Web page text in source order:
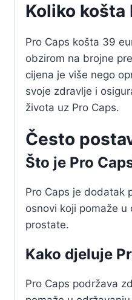
Koliko košta
Pro Caps košta 39
obzirom na brojne
cijena je više nego
svoje zdravlje i
života uz Pro Caps.
Često
Što je Pro
Pro Caps je dodatak
osnovi koji pomaže
prostate.
Kako djeluje
Pro Caps podržava